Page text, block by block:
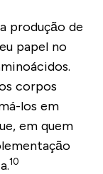
produção de
papel no
corpos
los em
em quem
10